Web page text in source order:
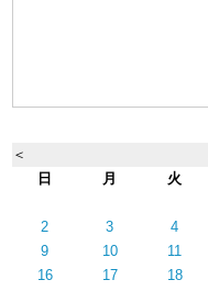
＜
日
月 火
2
3 4
9
10 11
16
17 18